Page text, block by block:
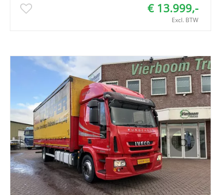
€ 13.999,-
Excl. BTW